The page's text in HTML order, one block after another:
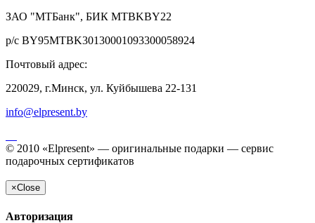
ЗАО "МТБанк", БИК MTBKBY22
р/с BY95MTBK30130001093300058924
Почтовый адрес:
220029, г.Минск, ул. Куйбышева 22-131
info@elpresent.by
© 2010 «Elpresent» — оригинальные подарки — сервис
подарочных сертификатов
×Close
Авторизация